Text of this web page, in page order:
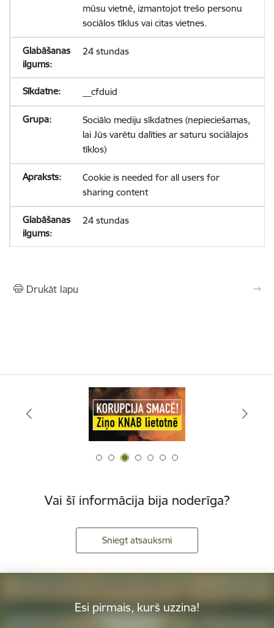
mūsu vietnē, izmantojot trešo personu
sociālos tīklus vai citas vietnes.
24 stundas
__cfduid
Sociālo mediju sīkdatnes (nepieciešamas,
lai Jūs varētu dalīties ar saturu sociālajos
tīklos)
Cookie is needed for all users for
sharing content
24 stundas
Drukāt lapu
Vai šī informācija bija noderīga?
Sniegt atsauksmi
Esi pirmais, kurš uzzina!